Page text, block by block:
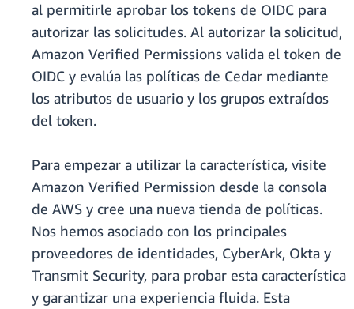
al permitirle aprobar los tokens de OIDC para
autorizar las solicitudes. Al autorizar la solicitud,
Amazon Verified Permissions valida el token de
OIDC y evalúa las políticas de Cedar mediante
los atributos de usuario y los grupos extraídos
del token.
Para empezar a utilizar la característica, visite
Amazon Verified Permission desde la consola
de AWS y cree una nueva tienda de políticas.
Nos hemos asociado con los principales
proveedores de identidades, CyberArk, Okta y
Transmit Security, para probar esta característica
y garantizar una experiencia fluida. Esta